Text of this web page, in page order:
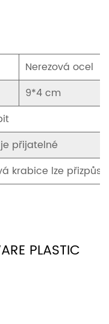
Nerezová ocel
9*4 cm
přijatelné
krabice lze
PLASTIC